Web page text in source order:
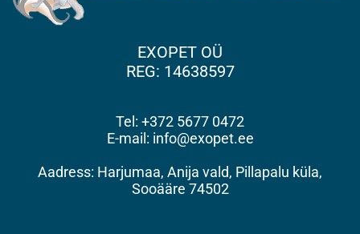
EXOPET OÜ
REG: 14638597
Tel: +372 5677 0472
E-mail: info@exopet.ee
Aadress: Harjumaa, Anija vald, Pillapalu küla,
Sooääre 74502